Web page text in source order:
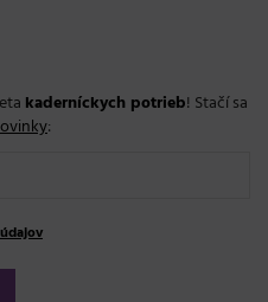
kaderníckych potrieb! Stačí sa
: